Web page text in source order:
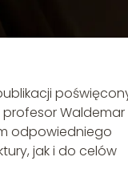
profesor Waldemar
odpowiedniego
jak i do celów